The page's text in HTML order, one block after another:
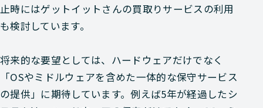
止時にはゲットイットさんの買取りサービスの利用
も検討しています。
将来的な要望としては、ハードウェアだけでなく
「OSやミドルウェアを含めた一体的な保守サービス
の提供」に期待しています。例えば5年が経過したシ